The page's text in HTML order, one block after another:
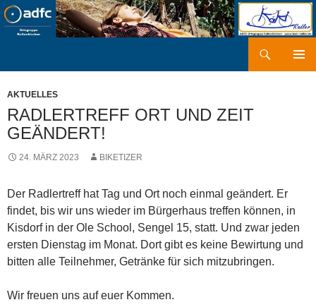
Zum
Inhalt
AKTUELLES
RADLERTREFF ORT UND ZEIT
GEÄNDERT!
24. MÄRZ 2023 BIKETIZER
Der Radlertreff hat Tag und Ort noch einmal geändert. Er
findet, bis wir uns wieder im Bürgerhaus treffen können, in
Kisdorf in der Ole School, Sengel 15, statt. Und zwar jeden
ersten Dienstag im Monat. Dort gibt es keine Bewirtung und
bitten alle Teilnehmer, Getränke für sich mitzubringen.
Wir freuen uns auf euer Kommen.